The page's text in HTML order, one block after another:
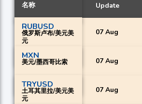
名称 Update
RUBUSD
俄罗斯卢布/美元美
元
07 Aug
MXN
美元/墨西哥比索 07 Aug
TRYUSD
土耳其里拉/美元美
元
07 Aug